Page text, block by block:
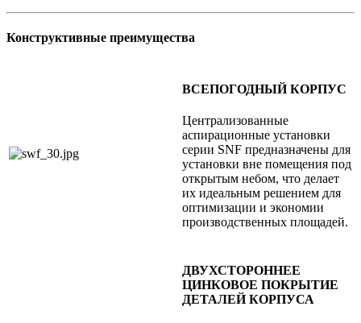
Конструктивные преимущества
ВСЕПОГОДНЫЙ КОРПУС
Централизованные
аспирационные установки
серии SNF предназначены для
установки вне помещения под
открытым небом, что делает
их идеальным решением для
оптимизации и экономии
производственных площадей.
ДВУХСТОРОННЕЕ
ЦИНКОВОЕ ПОКРЫТИЕ
ДЕТАЛЕЙ КОРПУСА